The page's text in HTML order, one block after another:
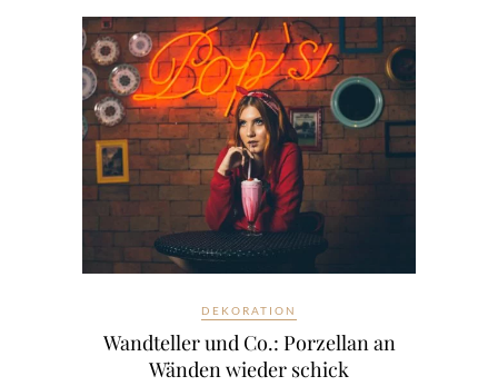
DEKORATION
Wandteller und Co.: Porzellan an
Wänden wieder schick